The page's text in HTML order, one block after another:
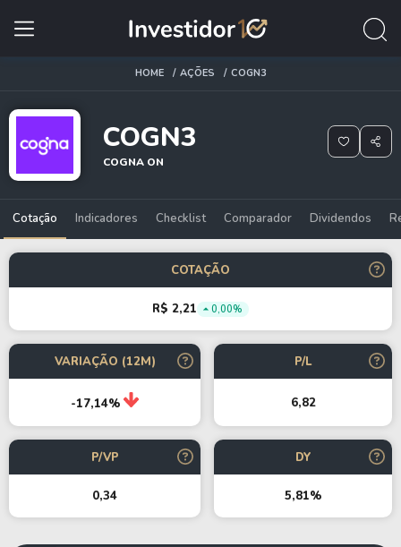
HOME AÇÕES COGN3
COGN3
COGNA ON
Cotação Indicadores Checklist Comparador Dividendos
COTAÇÃO
R$ 2,21 0,00%
VARIAÇÃO (12M)
-17,14%
P/L
6,82
P/VP
0,34
DY
5,81%